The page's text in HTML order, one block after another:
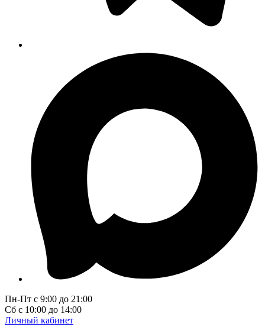
Пн-Пт с 9:00 до 21:00
Сб с 10:00 до 14:00
Личный кабинет